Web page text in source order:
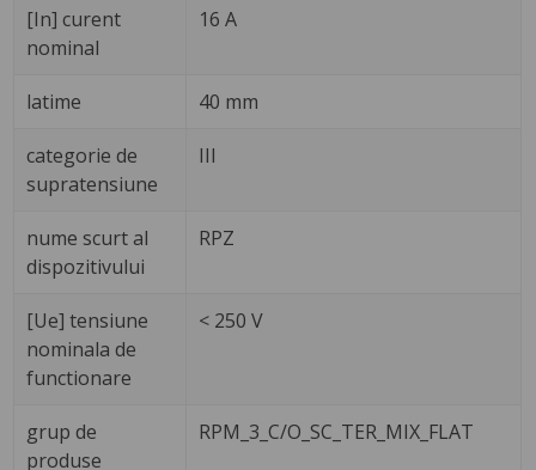
[In] curent
nominal
16 A
latime 40 mm
categorie de
supratensiune
III
nume scurt al
dispozitivului
RPZ
[Ue] tensiune
nominala de
functionare
< 250 V
grup de
produse
RPM_3_C/O_SC_TER_MIX_FLAT